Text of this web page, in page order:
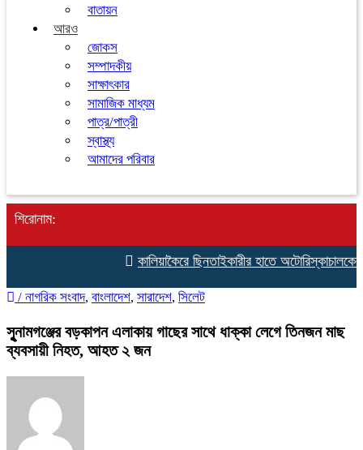
বাতায়ন
আরও
জোকস
সম্পাদকীয়
সাক্ষাৎকার
সামাজিক মাধ্যম
পাত্র/পাত্রী
স্বাস্থ্য
আমাদের পরিবার
শিরোনাম:
কালিয়াকৈরে ছিনতাইকারীর হাতে অটোরিস্কাচালকের
/ নাগরিক সংবাদ, বাংলাদেশ, সারাদেশ, সিলেট
সুুৃনামগঞ্জের বড়কাপন এলাকায় গাছের সাথে ধাক্কা লেগে তিনজন মাছ
ব্যবসায়ী নিহত, আহত ২ জন